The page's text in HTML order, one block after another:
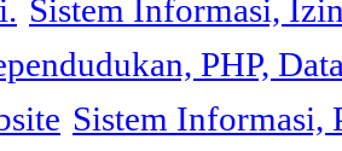
Sistem Informasi,
PHP,
Sistem Informasi,